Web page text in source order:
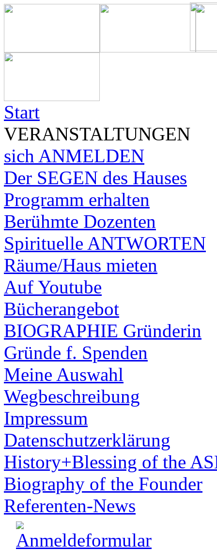
Start
VERANSTALTUNGEN
sich ANMELDEN
Der SEGEN des Hauses
Programm erhalten
Berühmte Dozenten
Spirituelle ANTWORTEN
Räume/Haus mieten
Auf Youtube
Bücherangebot
BIOGRAPHIE Gründerin
Gründe f. Spenden
Meine Auswahl
Wegbeschreibung
Impressum
Datenschutzerklärung
History+Blessing of the
Biography of the Founder
Referenten-News